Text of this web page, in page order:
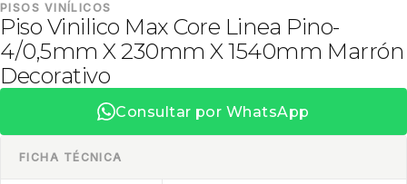
PISOS VINÍLICOS
Piso Vinilico Max Core Linea Pino-
4/0,5mm X 230mm X 1540mm Marrón
Decorativo
Consultar por WhatsApp
FICHA TÉCNICA